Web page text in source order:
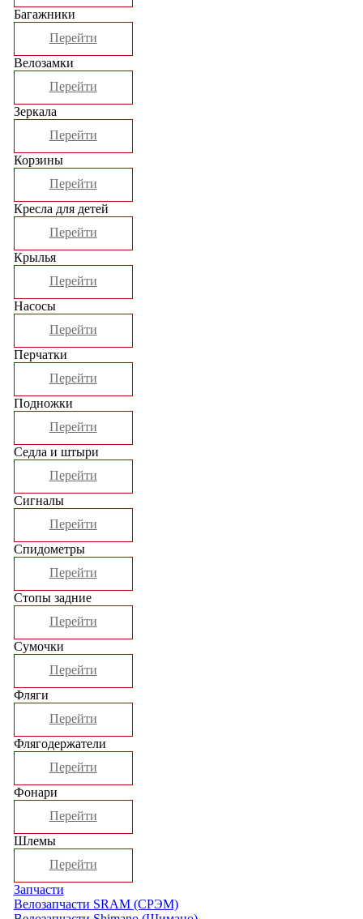
Багажники
Перейти
Велозамки
Перейти
Зеркала
Перейти
Корзины
Перейти
Кресла для детей
Перейти
Крылья
Перейти
Насосы
Перейти
Перчатки
Перейти
Подножки
Перейти
Седла и штыри
Перейти
Сигналы
Перейти
Спидометры
Перейти
Стопы задние
Перейти
Сумочки
Перейти
Фляги
Перейти
Флягодержатели
Перейти
Фонари
Перейти
Шлемы
Перейти
Запчасти
Велозапчасти SRAM (СРЭМ)